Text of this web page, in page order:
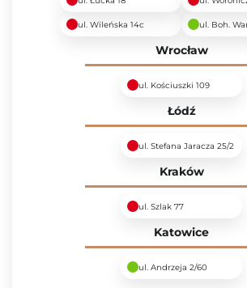
ul. Wileńska 14c ul. Boh.
Wrocław
ul. Kościuszki 109
Łódź
ul. Stefana Jaracza 25/2
Kraków
ul. Szlak 77
Katowice
ul. Andrzeja 2/60